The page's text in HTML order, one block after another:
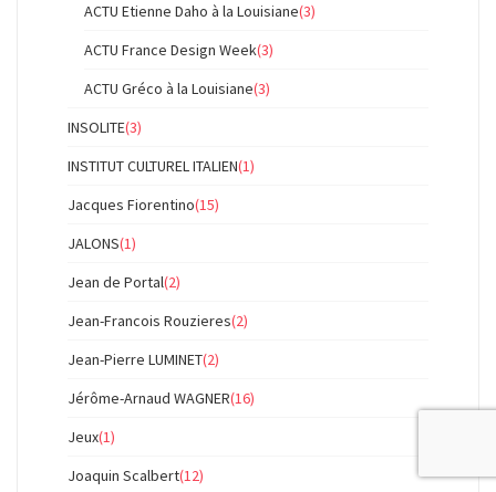
ACTU Etienne Daho à la Louisiane(3)
ACTU France Design Week(3)
ACTU Gréco à la Louisiane(3)
INSOLITE(3)
INSTITUT CULTUREL ITALIEN(1)
Jacques Fiorentino(15)
JALONS(1)
Jean de Portal(2)
Jean-Francois Rouzieres(2)
Jean-Pierre LUMINET(2)
Jérôme-Arnaud WAGNER(16)
Jeux(1)
Joaquin Scalbert(12)